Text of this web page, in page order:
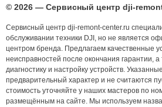
© 2026 — Сервисный центр dji-
Сервисный центр dji-remont-center.ru
обслуживании техники DJI, но не является
центром бренда. Предлагаем качественные
неисправностей после окончания гарантии,
диагностику и настройку устройств.
предварительный характер и не считаются
стоимость уточняйте у наших мастеров по
размещённым на сайте. Мы используем